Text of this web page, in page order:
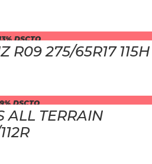
DSCTO
R09 275/65R17 115H
9% DSCTO
ALL TERRAIN